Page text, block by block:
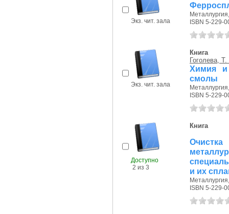
Экз. чит. зала
ISBN 5-229-
Экз. чит. зала
Книга
Гоголева,
Химия и
смолы
ISBN 5-229-
Доступно
2 из 3
Книга
и их
ISBN 5-229-